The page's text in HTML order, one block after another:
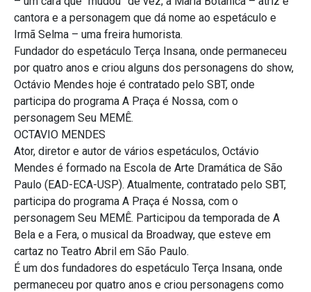
cantora e a personagem que dá nome ao espetáculo e
Irmã Selma – uma freira humorista.
Fundador do espetáculo Terça Insana, onde permaneceu
por quatro anos e criou alguns dos personagens do show,
Octávio Mendes hoje é contratado pelo SBT, onde
participa do programa A Praça é Nossa, com o
personagem Seu MEMÊ.
OCTAVIO MENDES
Ator, diretor e autor de vários espetáculos, Octávio
Mendes é formado na Escola de Arte Dramática de São
Paulo (EAD-ECA-USP). Atualmente, contratado pelo SBT,
participa do programa A Praça é Nossa, com o
personagem Seu MEMÊ. Participou da temporada de A
Bela e a Fera, o musical da Broadway, que esteve em
cartaz no Teatro Abril em São Paulo.
É um dos fundadores do espetáculo Terça Insana, onde
permaneceu por quatro anos e criou personagens como